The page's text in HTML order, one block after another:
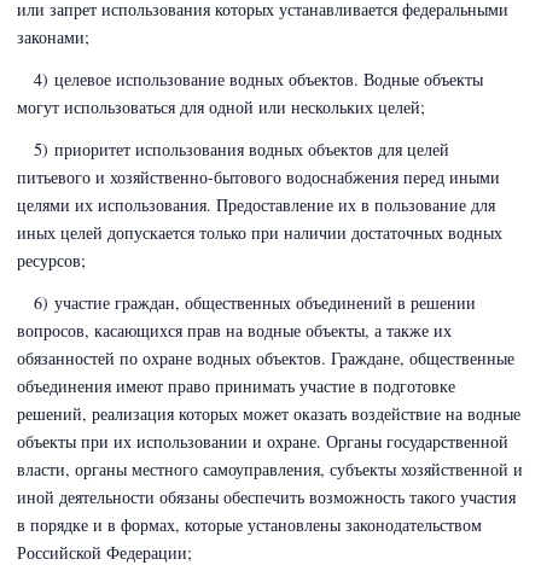
или запрет использования которых устанавливается федеральными
законами;
4) целевое использование водных объектов. Водные объекты
могут использоваться для одной или нескольких целей;
5) приоритет использования водных объектов для целей
питьевого и хозяйственно-бытового водоснабжения перед иными
целями их использования. Предоставление их в пользование для
иных целей допускается только при наличии достаточных водных
ресурсов;
6) участие граждан, общественных объединений в решении
вопросов, касающихся прав на водные объекты, а также их
обязанностей по охране водных объектов. Граждане, общественные
объединения имеют право принимать участие в подготовке
решений, реализация которых может оказать воздействие на водные
объекты при их использовании и охране. Органы государственной
власти, органы местного самоуправления, субъекты хозяйственной и
иной деятельности обязаны обеспечить возможность такого участия
в порядке и в формах, которые установлены законодательством
Российской Федерации;